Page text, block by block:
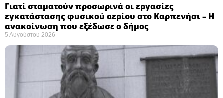
Γιατί σταματούν προσωρινά οι εργασίες
εγκατάστασης φυσικού αερίου στο Καρπενήσι – Η
ανακοίνωση που εξέδωσε ο δήμος
5 Αυγούστου 2026